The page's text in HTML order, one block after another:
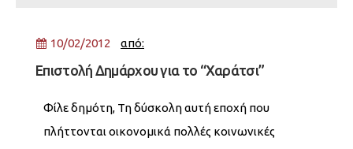
10/02/2012 από:
Επιστολή Δημάρχου για το “Χαράτσι”
Φίλε δημότη, Τη δύσκολη αυτή εποχή που
πλήττονται οικονομικά πολλές κοινωνικές